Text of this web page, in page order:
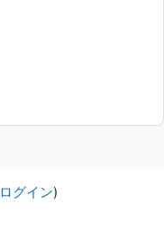
ログイン)